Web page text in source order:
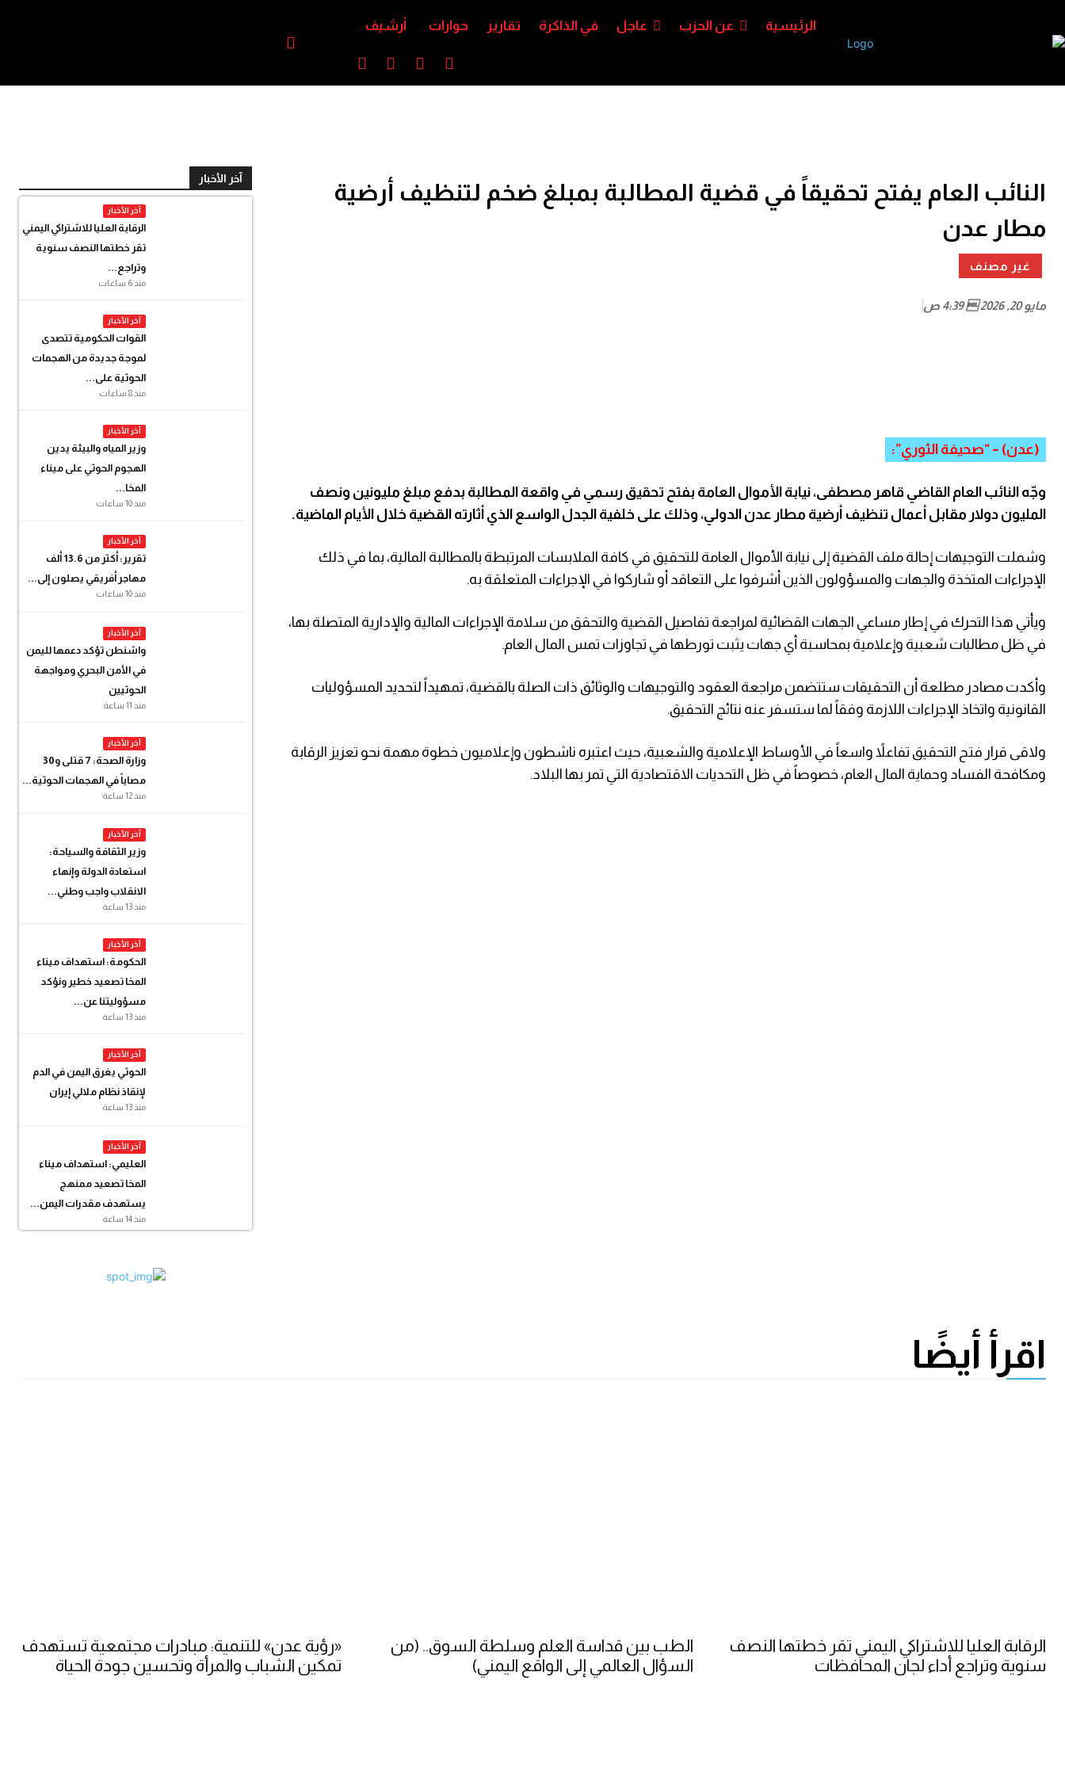
الرئيسية عن الحزب عاجل في الذاكرة تقارير حوارات أرشيف
آخر الأخبار
آخر الأخبار
الرقابة العليا للاشتراكي اليمني
تقر خطتها النصف سنوية
وتراجع...
منذ 6 ساعات
آخر الأخبار
القوات الحكومية تتصدى
لموجة جديدة من الهجمات
الحوثية على...
منذ 8 ساعات
آخر الأخبار
وزير المياه والبيئة يدين
الهجوم الحوثي على ميناء
المخا...
منذ 10 ساعات
آخر الأخبار
تقرير: أكثر من 13.6 ألف
مهاجر أفريقي يصلون إلى...
منذ 10 ساعات
آخر الأخبار
واشنطن تؤكد دعمها لليمن
في الأمن البحري ومواجهة
الحوثيين
منذ 11 ساعة
آخر الأخبار
وزارة الصحة: 7 قتلى و30
مصاباً في الهجمات الحوثية...
منذ 12 ساعة
آخر الأخبار
وزير الثقافة والسياحة:
استعادة الدولة وإنهاء
الانقلاب واجب وطني...
منذ 13 ساعة
آخر الأخبار
الحكومة: استهداف ميناء
المخا تصعيد خطير ونؤكد
مسؤوليتنا عن...
منذ 13 ساعة
آخر الأخبار
الحوثي يغرق اليمن في الدم
لإنقاذ نظام ملالي إيران
منذ 13 ساعة
آخر الأخبار
العليمي: استهداف ميناء
المخا تصعيد ممنهج
يستهدف مقدرات اليمن...
منذ 14 ساعة
النائب العام يفتح تحقيقاً في قضية المطالبة بمبلغ ضخم لتنظيف أرضية
مطار عدن
غير مصنف
مايو 20, 2026  4:39 ص
(عدن) – “صحيفة الثوري”:
وجّه النائب العام القاضي قاهر مصطفى، نيابة الأموال العامة بفتح تحقيق رسمي في واقعة المطالبة بدفع مبلغ مليونين ونصف
المليون دولار مقابل أعمال تنظيف أرضية مطار عدن الدولي، وذلك على خلفية الجدل الواسع الذي أثارته القضية خلال الأيام الماضية.
وشملت التوجيهات إحالة ملف القضية إلى نيابة الأموال العامة للتحقيق في كافة الملابسات المرتبطة بالمطالبة المالية، بما في ذلك
الإجراءات المتخذة والجهات والمسؤولون الذين أشرفوا على التعاقد أو شاركوا في الإجراءات المتعلقة به.
ويأتي هذا التحرك في إطار مساعي الجهات القضائية لمراجعة تفاصيل القضية والتحقق من سلامة الإجراءات المالية والإدارية المتصلة بها،
في ظل مطالبات شعبية وإعلامية بمحاسبة أي جهات يثبت تورطها في تجاوزات تمس المال العام.
وأكدت مصادر مطلعة أن التحقيقات ستتضمن مراجعة العقود والتوجيهات والوثائق ذات الصلة بالقضية، تمهيداً لتحديد المسؤوليات
القانونية واتخاذ الإجراءات اللازمة وفقاً لما ستسفر عنه نتائج التحقيق.
ولاقى قرار فتح التحقيق تفاعلاً واسعاً في الأوساط الإعلامية والشعبية، حيث اعتبره ناشطون وإعلاميون خطوة مهمة نحو تعزيز الرقابة
ومكافحة الفساد وحماية المال العام، خصوصاً في ظل التحديات الاقتصادية التي تمر بها البلاد.
اقرأ أيضًا
الرقابة العليا للاشتراكي اليمني تقر خطتها النصف
سنوية وتراجع أداء لجان المحافظات
الطب بين قداسة العلم وسلطة السوق.. (من
السؤال العالمي إلى الواقع اليمني)
«رؤية عدن» للتنمية: مبادرات مجتمعية تستهدف
تمكين الشباب والمرأة وتحسين جودة الحياة